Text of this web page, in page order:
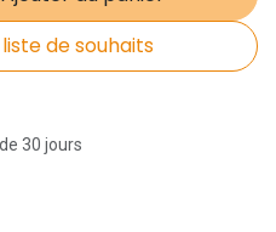
de souhaits
30 jours